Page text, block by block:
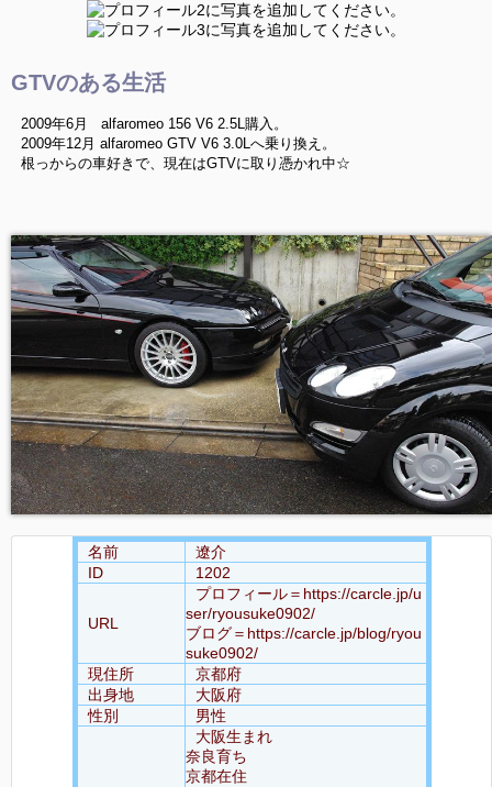
GTVのある生活
2009年6月 alfaromeo 156 V6 2.5L購入。
2009年12月 alfaromeo GTV V6 3.0Lへ乗り換え。
根っからの車好きで、現在はGTVに取り憑かれ中☆
名前
遼介
ID
1202
URL
プロフィール＝https://carcle.jp/u
ser/ryousuke0902/
ブログ＝https://carcle.jp/blog/ryou
suke0902/
現住所
京都府
出身地
大阪府
性別
男性
大阪生まれ
奈良育ち
京都在住